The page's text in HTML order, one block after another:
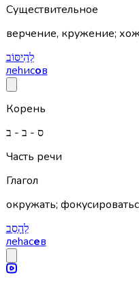
Существительное
верчение, кружение;
לְהִיסּוֹב
леhисов
Корень
ס - ב - ב
Часть речи
Глагол
окружать;
לְהָסֵב
леhасев